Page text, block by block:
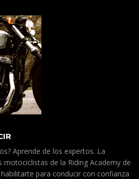
Aprende de los expertos. La
motociclistas de la Riding Academy de
para conducir con confianza